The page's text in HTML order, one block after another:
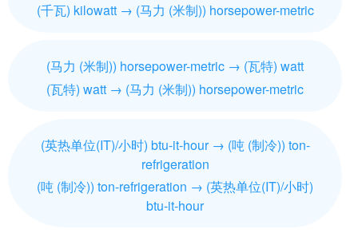
(千瓦) kilowatt → (马力 (米制)) horsepower-metric
(马力 (米制)) horsepower-metric → (瓦特) watt
(瓦特) watt → (马力 (米制)) horsepower-metric
(英热单位(IT)/小时) btu-it-hour → (吨 (制冷)) ton-
refrigeration
(吨 (制冷)) ton-refrigeration → (英热单位(IT)/小时)
btu-it-hour